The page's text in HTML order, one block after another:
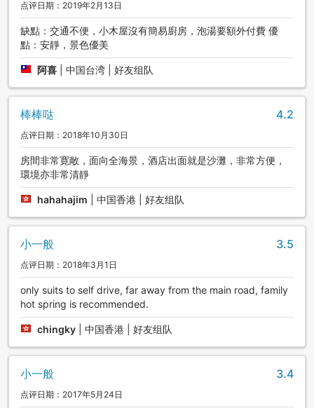
点评日期：2019年2月13日
缺點：交通不便，小木屋沒有簡易廚房，泡湯要額外付費 優
點：安靜，景色優美
阿喜 中国台湾 | 好友组队
棒棒哒 4.2
点评日期：2018年10月30日
房間非常寛敞，面向全海景，酒店出面就是沙灘，非常方便，
環境亦非常清靜
hahahajim 中国香港 | 好友组队
小一般 3.5
点评日期：2018年3月1日
only suits to self drive, far away from the main road, family
hot spring is recommended.
chingky 中国香港 | 好友组队
小一般 3.4
点评日期：2017年5月24日